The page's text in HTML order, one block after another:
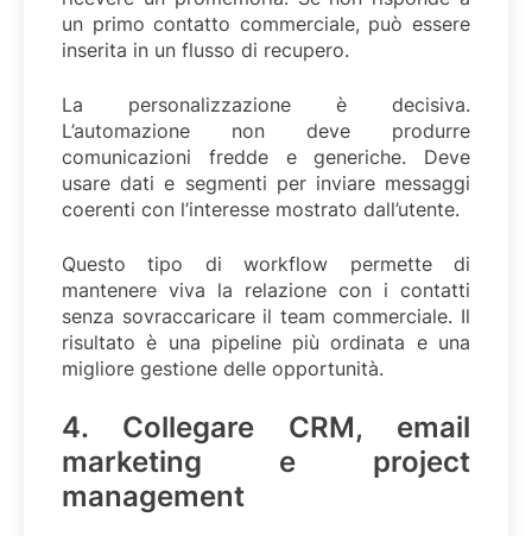
un primo contatto commerciale, può essere
inserita in un flusso di recupero.
La personalizzazione è decisiva.
L’automazione non deve produrre
comunicazioni fredde e generiche. Deve
usare dati e segmenti per inviare messaggi
coerenti con l’interesse mostrato dall’utente.
Questo tipo di workflow permette di
mantenere viva la relazione con i contatti
senza sovraccaricare il team commerciale. Il
risultato è una pipeline più ordinata e una
migliore gestione delle opportunità.
4. Collegare CRM, email
marketing e project
management